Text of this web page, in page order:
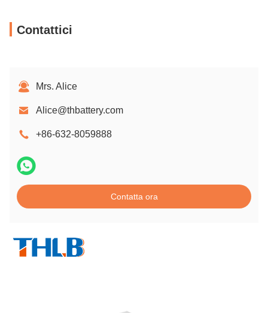
Contattici
Mrs. Alice
Alice@thbattery.com
+86-632-8059888
Contatta ora